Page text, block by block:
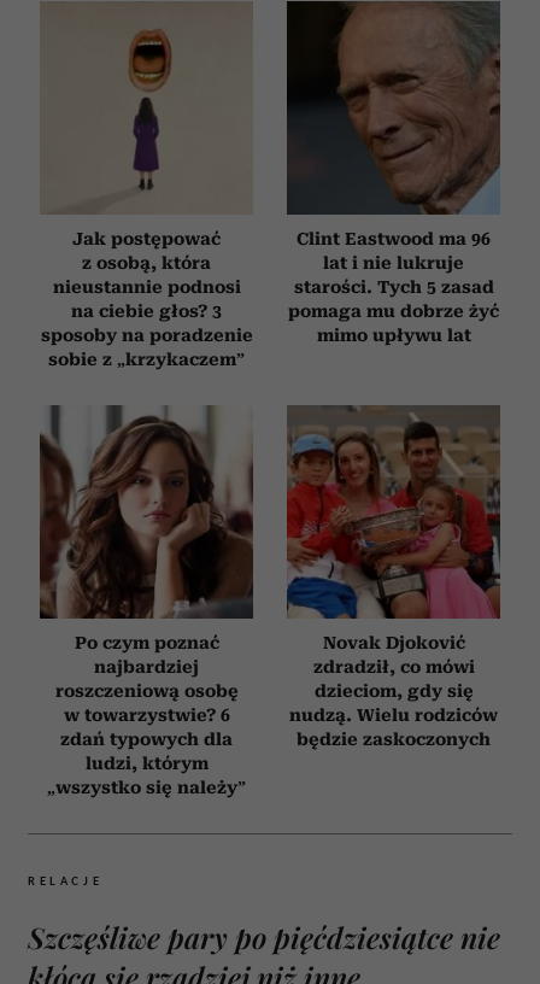
Jak postępować
z osobą, która
nieustannie podnosi
na ciebie głos? 3
sposoby na poradzenie
sobie z „krzykaczem”
Clint Eastwood ma 96
lat i nie lukruje
starości. Tych 5 zasad
pomaga mu dobrze żyć
mimo upływu lat
Po czym poznać
najbardziej
roszczeniową osobę
w towarzystwie? 6
zdań typowych dla
ludzi, którym
„wszystko się należy”
Novak Djoković
zdradził, co mówi
dzieciom, gdy się
nudzą. Wielu rodziców
będzie zaskoczonych
RELACJE
Szczęśliwe pary po pięćdziesiątce nie